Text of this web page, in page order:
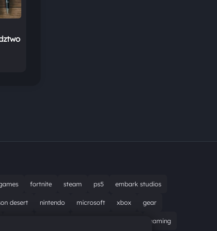
fortnite steam ps5 embark studios
desert nintendo microsoft xbox gear
gaming